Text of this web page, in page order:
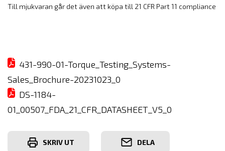
Till mjukvaran går det även att köpa till 21 CFR Part 11 compliance
431-990-01-Torque_Testing_Systems-
Sales_Brochure-20231023_0
DS-1184-
01_00507_FDA_21_CFR_DATASHEET_V5_0
SKRIV UT DELA